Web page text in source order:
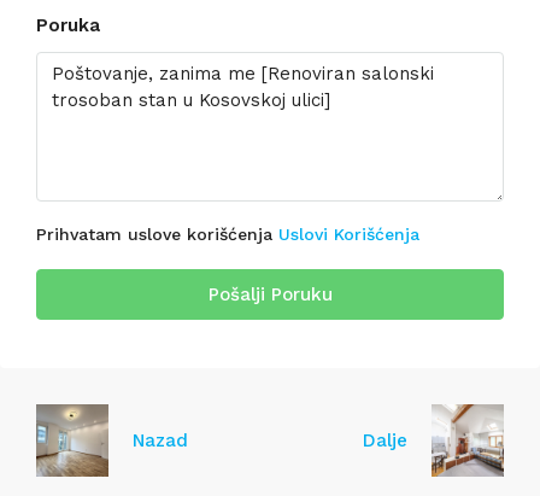
Poruka
Prihvatam uslove korišćenja Uslovi Korišćenja
Pošalji Poruku
Nazad Dalje